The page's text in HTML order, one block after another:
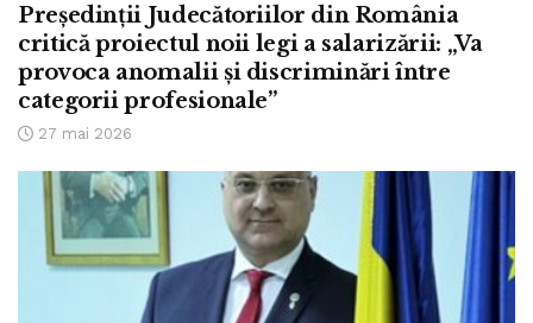
Președinții Judecătoriilor din România
critică proiectul noii legi a salarizării: „Va
provoca anomalii și discriminări între
categorii profesionale”
27 mai 2026